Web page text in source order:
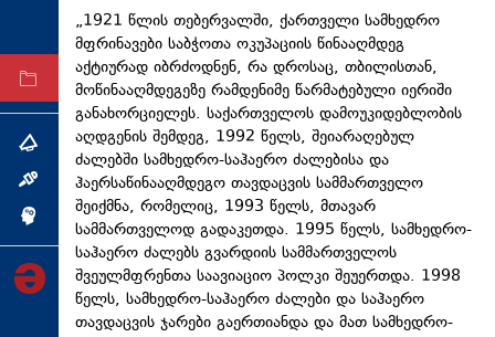
ტაბლოიდი
თემა
ინტერვიუ
ინქვიზიცია
„1921 წლის თებერვალში, ქართველი სამხედრო
მფრინავები საბჭოთა ოკუპაციის წინააღმდეგ
აქტიურად იბრძოდნენ, რა დროსაც, თბილისთან,
მოწინააღმდეგეზე რამდენიმე წარმატებული იერიში
განახორციელეს. საქართველოს დამოუკიდებლობის
აღდგენის შემდეგ, 1992 წელს, შეიარაღებულ
ძალებში სამხედრო-საჰაერო ძალებისა და
ჰაერსაწინააღმდეგო თავდაცვის სამმართველო
შეიქმნა, რომელიც, 1993 წელს, მთავარ
სამმართველოდ გადაკეთდა. 1995 წელს, სამხედრო-
საჰაერო ძალებს გვარდიის სამმართველოს
შვეულმფრენთა საავიაციო პოლკი შეუერთდა. 1998
წელს, სამხედრო-საჰაერო ძალები და საჰაერო
თავდაცვის ჯარები გაერთიანდა და მათ სამხედრო-